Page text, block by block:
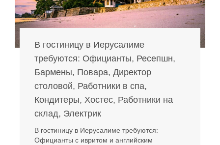
В гостиницу в Иерусалиме
требуются: Официанты, Ресепшн,
Бармены, Повара, Директор
столовой, Работники в спа,
Кондитеры, Хостес, Работники на
склад, Электрик
В гостиницу в Иерусалиме требуются:
Официанты с ивритом и английским